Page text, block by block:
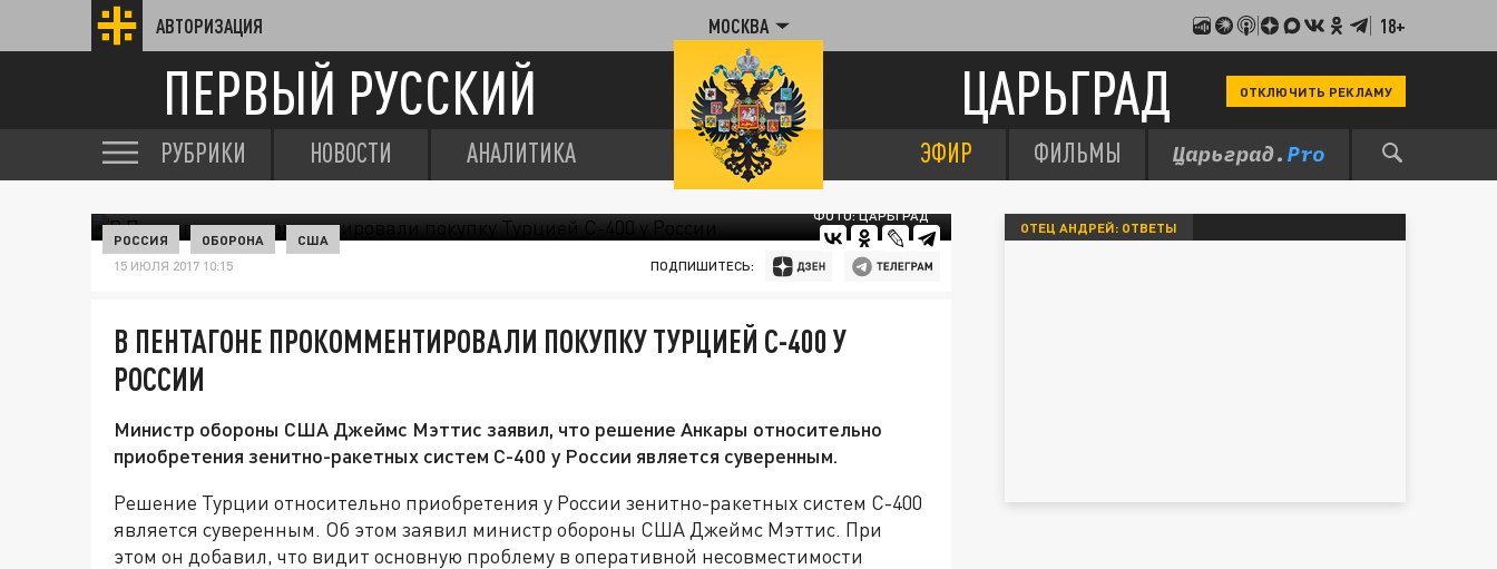
АВТОРИЗАЦИЯ МОСКВА 18+
ПЕРВЫЙ РУССКИЙ ЦАРЬГРАД ОТКЛЮЧИТЬ РЕКЛАМУ
РУБРИКИ НОВОСТИ АНАЛИТИКА ЭФИР ФИЛЬМЫ
ФОТО: ЦАРЬГРАД
РОССИЯ ОБОРОНА США
15 ИЮЛЯ 2017 10:15 ПОДПИШИТЕСЬ:
В ПЕНТАГОНЕ ПРОКОММЕНТИРОВАЛИ ПОКУПКУ ТУРЦИЕЙ С-400 У
РОССИИ
Министр обороны США Джеймс Мэттис заявил, что решение Анкары относительно
приобретения зенитно-ракетных систем С-400 у России является суверенным.
Решение Турции относительно приобретения у России зенитно-ракетных систем С-400
является суверенным. Об этом заявил министр обороны США Джеймс Мэттис. При
этом он добавил, что видит основную проблему в оперативной несовместимости
ОТЕЦ АНДРЕЙ: ОТВЕТЫ